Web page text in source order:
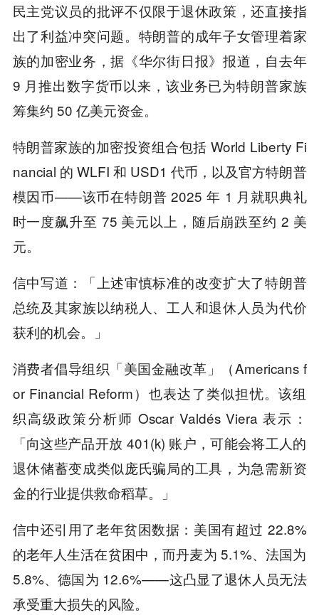
民主党议员的批评不仅限于退休政策，还直接指
出了利益冲突问题。特朗普的成年子女管理着家
族的加密业务，据《华尔街日报》报道，自去年
9 月推出数字货币以来，该业务已为特朗普家族
筹集约 50 亿美元资金。
特朗普家族的加密投资组合包括 World Liberty Fi
nancial 的 WLFI 和 USD1 代币，以及官方特朗普
模因币——该币在特朗普 2025 年 1 月就职典礼
时一度飙升至 75 美元以上，随后崩跌至约 2 美
元。
信中写道：「上述审慎标准的改变扩大了特朗普
总统及其家族以纳税人、工人和退休人员为代价
获利的机会。」
消费者倡导组织「美国金融改革」（Americans f
or Financial Reform）也表达了类似担忧。该组
织高级政策分析师 Oscar Valdés Viera 表示：
「向这些产品开放 401(k) 账户，可能会将工人的
退休储蓄变成类似庞氏骗局的工具，为急需新资
金的行业提供救命稻草。」
信中还引用了老年贫困数据：美国有超过 22.8%
的老年人生活在贫困中，而丹麦为 5.1%、法国为
5.8%、德国为 12.6%——这凸显了退休人员无法
承受重大损失的风险。